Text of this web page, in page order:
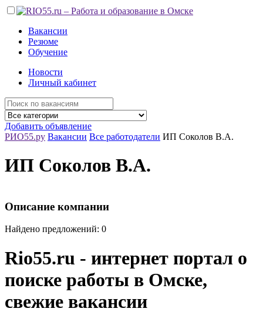
Вакансии
Резюме
Обучение
Новости
Личный кабинет
Добавить объявление
РИО55.ру Вакансии Все работодатели ИП Соколов В.А.
ИП Соколов В.А.
Описание компании
Найдено предложений: 0
Rio55.ru - интернет портал о
поиске работы в Омске,
свежие вакансии